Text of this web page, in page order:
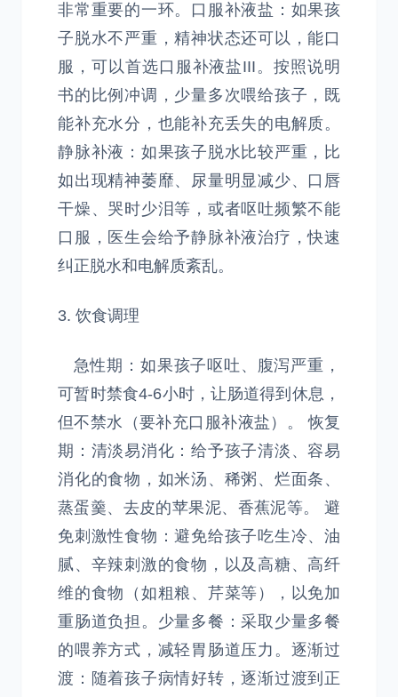
非常重要的一环。口服补液盐：如果孩
子脱水不严重，精神状态还可以，能口
服，可以首选口服补液盐III。按照说明
书的比例冲调，少量多次喂给孩子，既
能补充水分，也能补充丢失的电解质。
静脉补液：如果孩子脱水比较严重，比
如出现精神萎靡、尿量明显减少、口唇
干燥、哭时少泪等，或者呕吐频繁不能
口服，医生会给予静脉补液治疗，快速
纠正脱水和电解质紊乱。
3. 饮食调理
急性期：如果孩子呕吐、腹泻严重，
可暂时禁食4-6小时，让肠道得到休息，
但不禁水（要补充口服补液盐）。 恢复
期：清淡易消化：给予孩子清淡、容易
消化的食物，如米汤、稀粥、烂面条、
蒸蛋羹、去皮的苹果泥、香蕉泥等。 避
免刺激性食物：避免给孩子吃生冷、油
腻、辛辣刺激的食物，以及高糖、高纤
维的食物（如粗粮、芹菜等），以免加
重肠道负担。少量多餐：采取少量多餐
的喂养方式，减轻胃肠道压力。逐渐过
渡：随着孩子病情好转，逐渐过渡到正